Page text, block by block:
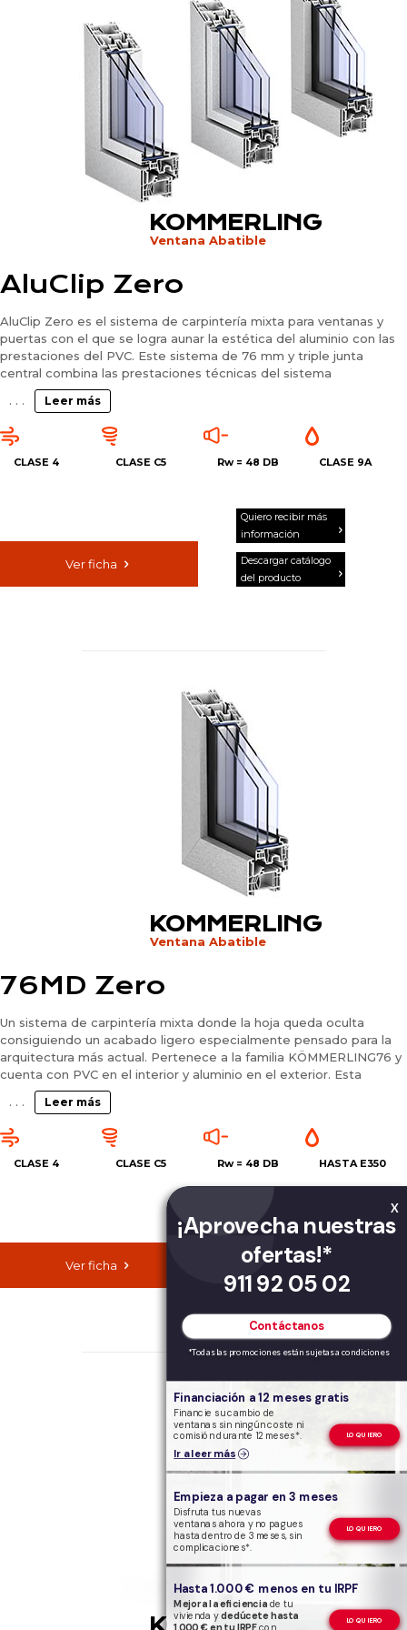
KOMMERLING
Ventana Abatible
AluClip Zero
AluClip Zero es el sistema de carpintería mixta para ventanas y
puertas con el que se logra aunar la estética del aluminio con las
prestaciones del PVC. Este sistema de 76 mm y triple junta
central combina las prestaciones técnicas del sistema
KÖMMERLING76 con un atractivo acabado metálico. Se fabrica en
tres modalidades diferentes: Opción enrasada, opción
retranqueada y opción todo vidrio.
Como todos los sistemas de la familia KÖMMERLING76, además
valores UW desde 0,87 W/m2K; también presenta destacables
valores en el resto de prestaciones técnicas.
. . . Leer más
CLASE 4 CLASE C5 Rw = 48 DB CLASE 9A
Ver ficha
Quiero recibir más
información
Descargar catálogo
del producto
KOMMERLING
Ventana Abatible
76MD Zero
Un sistema de carpintería mixta donde la hoja queda oculta
consiguiendo un acabado ligero especialmente pensado para la
arquitectura más actual. Pertenece a la familia KÖMMERLING76 y
cuenta con PVC en el interior y aluminio en el exterior. Esta
solución permite acristalamientos de hasta 56 mm. y es la
solución óptima para el arquitecto
. . . Leer más
CLASE 4 CLASE C5 Rw = 48 DB HASTA E350
Ver ficha
Quiero recibir más
información
Descargar catálogo
del producto
¡Aprovecha nuestras
ofertas!*
911 92 05 02
X
Contáctanos
*Todas las promociones están sujetas a condiciones
Financiación a 12 meses gratis
Financie su cambio de
ventanas sin ningún coste ni
comisión durante 12 meses*.
Ir a leer más
LO QUIERO
Empieza a pagar en 3 meses
Disfruta tus nuevas
ventanas ahora y no pagues
hasta dentro de 3 meses, sin
complicaciones*.
LO QUIERO
Hasta 1.000 € menos en tu IRPF
Mejora la eficiencia de tu
vivienda ydedúcete hasta
1.000 € en tu IRPFcon
LO QUIERO